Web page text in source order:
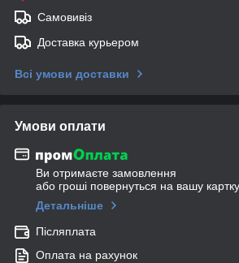
Самовивіз
Доставка курьером
Всі умови доставки
Умови оплати
Ви отримаєте замовлення
або гроші повернуться на вашу картку
Детальніше
Післяплата
Оплата на рахунок